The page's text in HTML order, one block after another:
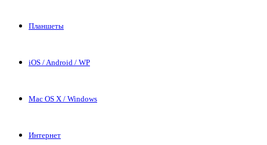
Планшеты
iOS / Android / WP
Mac OS X / Windows
Интернет